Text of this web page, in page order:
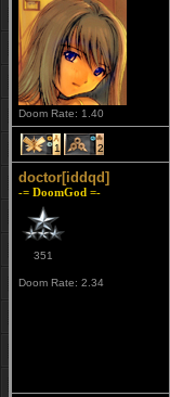
Doom Rate: 1.40
1 2
doctor[iddqd]
-= DoomGod =-
351
Doom Rate: 2.34